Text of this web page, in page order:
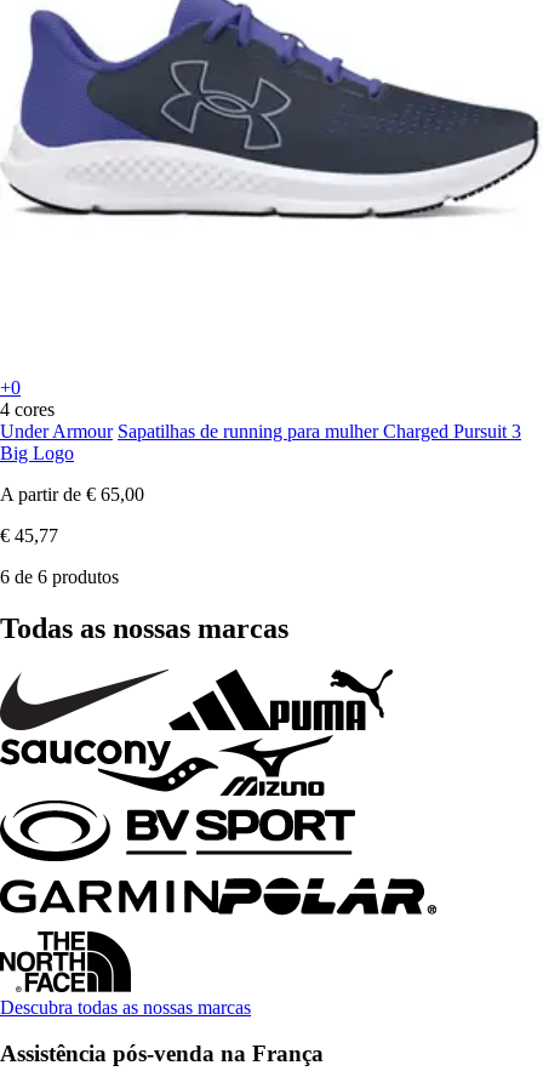
+0
4 cores
Under Armour Sapatilhas de running para mulher Charged Pursuit 3
Big Logo
A partir de € 65,00
€ 45,77
6 de 6 produtos
Todas as nossas marcas
Descubra todas as nossas marcas
Assistência pós-venda na França